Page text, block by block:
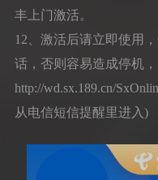
丰上门激活。
12、激活后请立即使用
话，否则容易造成停机
http://wd.sx.189.cn/
从电信短信提醒里进入)